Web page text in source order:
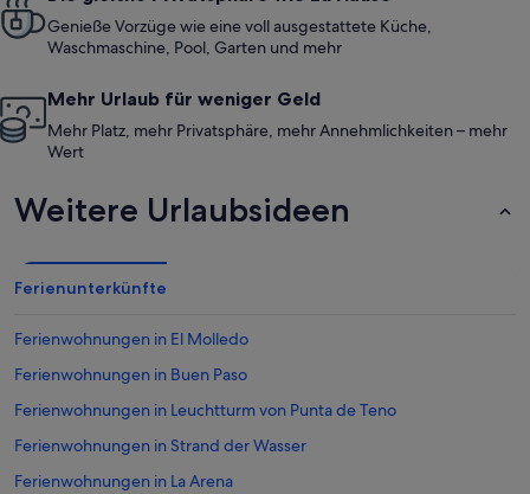
Genieße Vorzüge wie eine voll ausgestattete Küche,
Waschmaschine, Pool, Garten und mehr
Mehr Urlaub für weniger Geld
Mehr Platz, mehr Privatsphäre, mehr Annehmlichkeiten – mehr
Wert
Weitere Urlaubsideen
Ferienunterkünfte
Ferienwohnungen in El Molledo
Ferienwohnungen in Buen Paso
Ferienwohnungen in Leuchtturm von Punta de Teno
Ferienwohnungen in Strand der Wasser
Ferienwohnungen in La Arena